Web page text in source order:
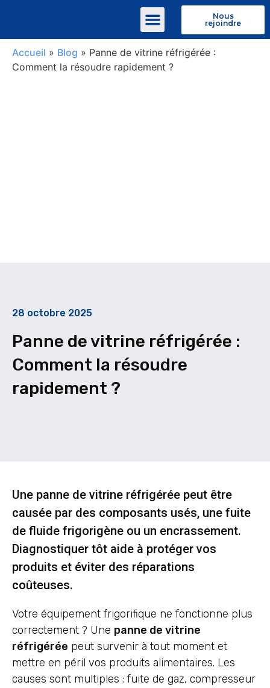
Nous
rejoindre
Accueil » Blog » Panne de vitrine réfrigérée :
Comment la résoudre rapidement ?
28 octobre 2025
Panne de vitrine réfrigérée :
Comment la résoudre
rapidement ?
Une panne de vitrine réfrigérée peut être
causée par des composants usés, une fuite
de fluide frigorigène ou un encrassement.
Diagnostiquer tôt aide à protéger vos
produits et éviter des réparations
coûteuses.
Votre équipement frigorifique ne fonctionne plus
correctement ? Une panne de vitrine
réfrigérée peut survenir à tout moment et
mettre en péril vos produits alimentaires. Les
causes sont multiples : fuite de gaz, compresseur